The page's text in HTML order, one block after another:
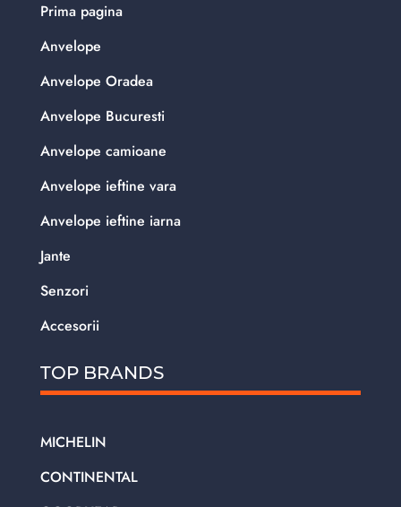
Prima pagina
Anvelope
Anvelope Oradea
Anvelope Bucuresti
Anvelope camioane
Anvelope ieftine vara
Anvelope ieftine iarna
Jante
Senzori
Accesorii
TOP BRANDS
MICHELIN
CONTINENTAL